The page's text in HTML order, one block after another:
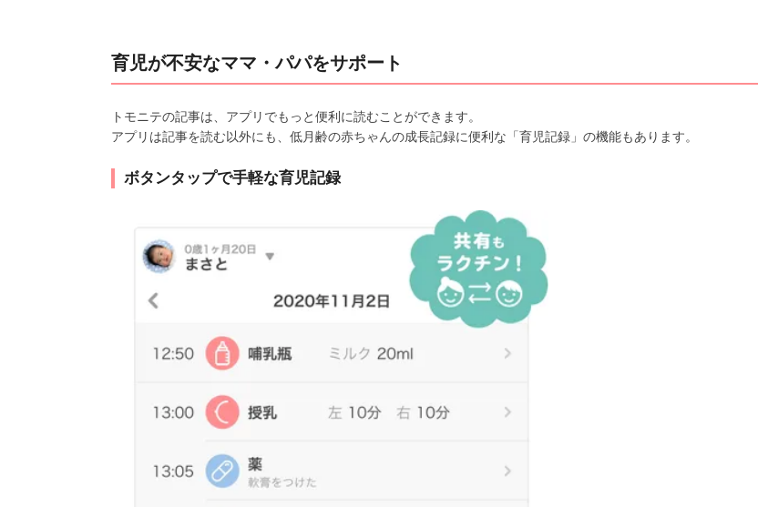
育児が不安なママ・パパをサポート
トモニテの記事は、アプリでもっと便利に読むことができます。
アプリは記事を読む以外にも、低月齢の赤ちゃんの成長記録に便利な「育児記録」の機能もあります。
ボタンタップで手軽な育児記録